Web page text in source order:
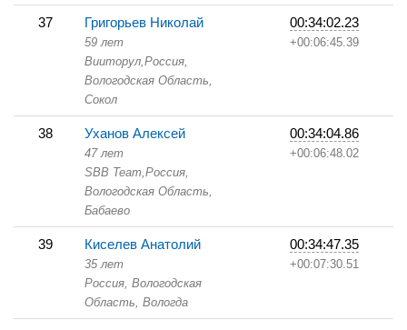
37 Григорьев Николай
59 лет
Вииторул,Россия,
Вологодская Область,
Сокол
00:34:02.23
+00:06:45.39
38 Уханов Алексей
47 лет
SBB Team,Россия,
Вологодская Область,
Бабаево
00:34:04.86
+00:06:48.02
39 Киселев Анатолий
35 лет
Россия, Вологодская
Область, Вологда
00:34:47.35
+00:07:30.51